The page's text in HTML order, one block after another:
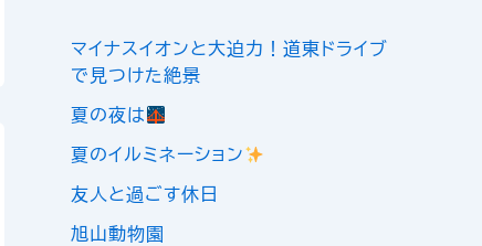
マイナスイオンと大迫力！道東ドライブ
で見つけた絶景
夏の夜は
夏のイルミネーション
友人と過ごす休日
旭山動物園